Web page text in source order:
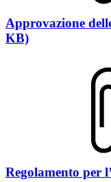
Approvazione
KB)
Regolamento per